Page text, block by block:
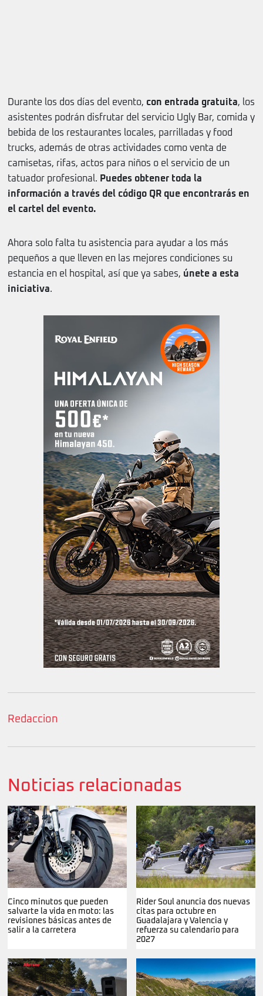
Durante los dos días del evento, con entrada gratuita, los
asistentes podrán disfrutar del servicio Ugly Bar, comida y
bebida de los restaurantes locales, parrilladas y food
trucks, además de otras actividades como venta de
camisetas, rifas, actos para niños o el servicio de un
tatuador profesional. Puedes obtener toda la
información a través del código QR que encontrarás en
el cartel del evento.
Ahora solo falta tu asistencia para ayudar a los más
pequeños a que lleven en las mejores condiciones su
estancia en el hospital, así que ya sabes, únete a esta
iniciativa.
Redaccion
Noticias relacionadas
Cinco minutos que pueden
salvarte la vida en moto: las
revisiones básicas antes de
salir a la carretera
Rider Soul anuncia dos nuevas
citas para octubre en
Guadalajara y Valencia y
refuerza su calendario para
2027